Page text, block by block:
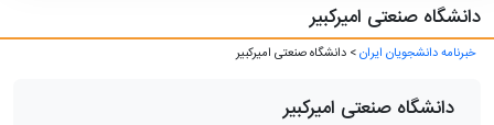
دانشگاه صنعتی امیرکبیر
خبرنامه دانشجویان ایران> دانشگاه صنعتی امیرکبیر
دانشگاه صنعتی امیرکبیر